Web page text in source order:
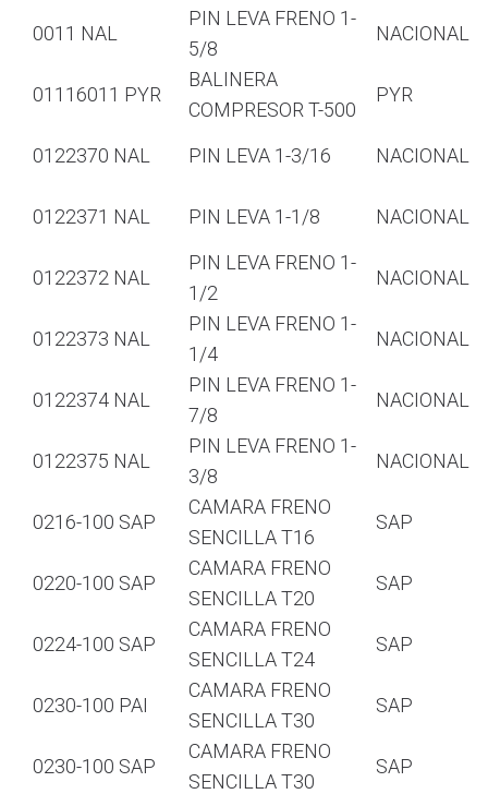
0011 NAL
PIN LEVA FRENO 1-
5/8
NACIONAL
01116011 PYR
BALINERA
COMPRESOR T-500
PYR
0122370 NAL PIN LEVA 1-3/16 NACIONAL
0122371 NAL PIN LEVA 1-1/8 NACIONAL
0122372 NAL
PIN LEVA FRENO 1-
1/2
NACIONAL
0122373 NAL
PIN LEVA FRENO 1-
1/4
NACIONAL
0122374 NAL
PIN LEVA FRENO 1-
7/8
NACIONAL
0122375 NAL
PIN LEVA FRENO 1-
3/8
NACIONAL
0216-100 SAP
CAMARA FRENO
SENCILLA T16
SAP
0220-100 SAP
CAMARA FRENO
SENCILLA T20
SAP
0224-100 SAP
CAMARA FRENO
SENCILLA T24
SAP
0230-100 PAI
CAMARA FRENO
SENCILLA T30
SAP
0230-100 SAP
CAMARA FRENO
SENCILLA T30
SAP